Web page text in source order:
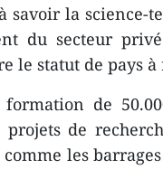
la science-
du secteur
le statut de pays
de
projets de
les